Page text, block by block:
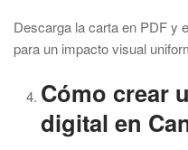
Descarga la carta en PDF y
para un impacto visual
Cómo crear
digital en